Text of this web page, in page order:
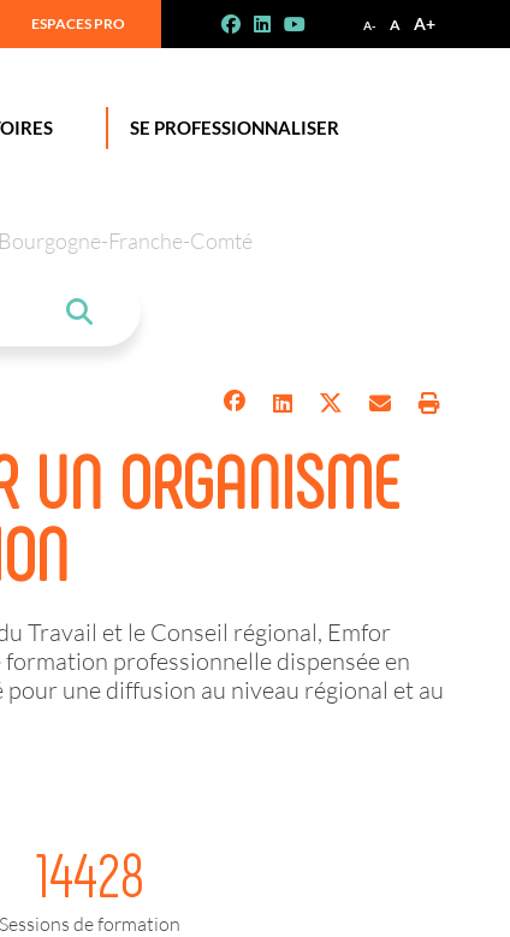
A- A A+
ESPACES PRO
SE PROFESSIONNALISER
Franche-Comté
UN ORGANISME
Travail et le Conseil régional, Emfor
professionnelle dispensée en
une diffusion au niveau régional et au
14428
Sessions de formation